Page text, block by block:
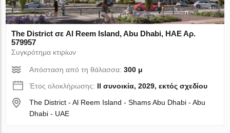
The District σε Al Reem Island, Abu Dhabi, ΗΑΕ Αρ.
579957
Συγκρότημα κτιρίων
Απόσταση από τη θάλασσα:300 μ
Έτος ολοκλήρωσης: II συνοικία, 2029, εκτός σχεδίου
The District - Al Reem Island - Shams Abu Dhabi - Abu
Dhabi - UAE